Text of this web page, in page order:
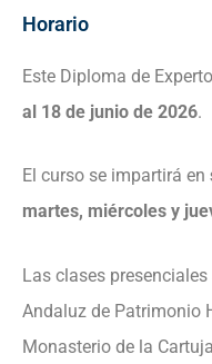
Horario
Este Diploma de
al 18 de junio de 2026.
El curso se impartirá en
martes, miércoles y
Las clases
Andaluz de Patrimonio
Monasterio de la